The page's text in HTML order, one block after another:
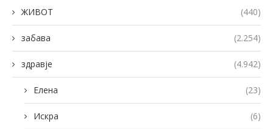
ЖИВОТ (440)
забава (2.254)
здравје (4.942)
Елена (23)
Искра (6)